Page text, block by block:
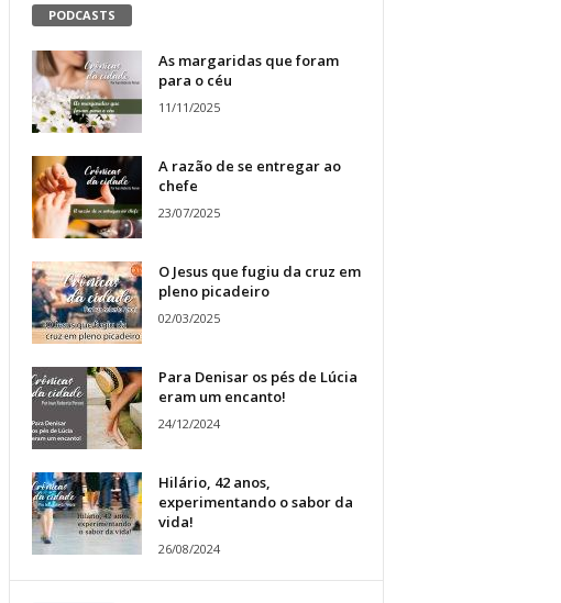
PODCASTS
As margaridas que foram
para o céu
11/11/2025
A razão de se entregar ao
chefe
23/07/2025
O Jesus que fugiu da cruz em
pleno picadeiro
02/03/2025
Para Denisar os pés de Lúcia
eram um encanto!
24/12/2024
Hilário, 42 anos,
experimentando o sabor da
vida!
26/08/2024